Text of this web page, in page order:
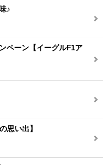
♪
ペーン【イーグルF1ア
思い出】